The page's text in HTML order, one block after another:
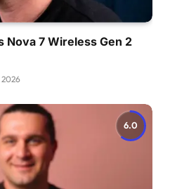
Nova 7 Wireless Gen 2
2026
6.0